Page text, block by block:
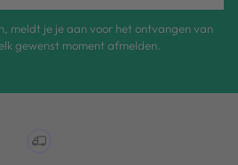
meldt je je aan voor het ontvangen van
gewenst moment afmelden.